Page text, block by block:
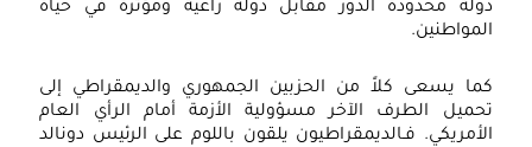
محدودة الدور مقابل دولة راعية ومؤثرة في حياة
يسعى كلاً من الحزبين الجمهوري والديمقراطي إلى
الطرف الآخر مسؤولية الأزمة أمام الرأي العام
فـالديمقراطيون يلقون باللوم على الرئيس دونالد